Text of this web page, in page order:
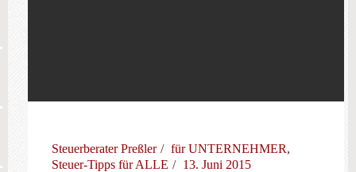
Steuerberater Preßler für UNTERNEHMER,
Steuer-Tipps für ALLE
13. Juni 2015